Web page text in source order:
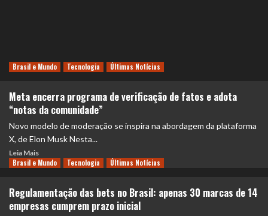
Brasil e Mundo Tecnologia Últimas Notícias
Meta encerra programa de verificação de fatos e adota
“notas da comunidade”
Novo modelo de moderação se inspira na abordagem da plataforma
X, de Elon Musk Nesta...
Leia Mais
Brasil e Mundo Tecnologia Últimas Notícias
Regulamentação das bets no Brasil: apenas 30 marcas de 14
empresas cumprem prazo inicial